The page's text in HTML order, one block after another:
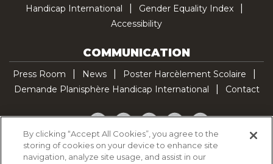
Handicap International
Gender Equality Index
Accessibility
COMMUNICATION
Press Room News
Poster Harcèlement Scolaire
Demande Planisphère Handicap International
Contact
Facebook
TwitterYouTubePinterestTikTok
Cookie Policy
By clicking “Accept All Cookies”, you agree to the
storing of cookies on your device to enhance site
navigation, analyze site usage, and assist in our